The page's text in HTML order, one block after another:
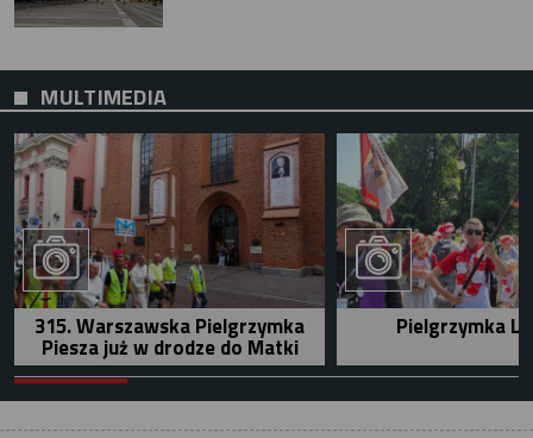
MULTIMEDIA
315. Warszawska Pielgrzymka
Piesza już w drodze do Matki
Pielgrzymka